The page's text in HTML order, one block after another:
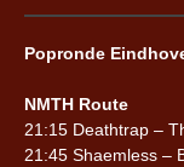
Popronde
NMTH Route
21:15 Deathtrap –
21:45 Shaemless –